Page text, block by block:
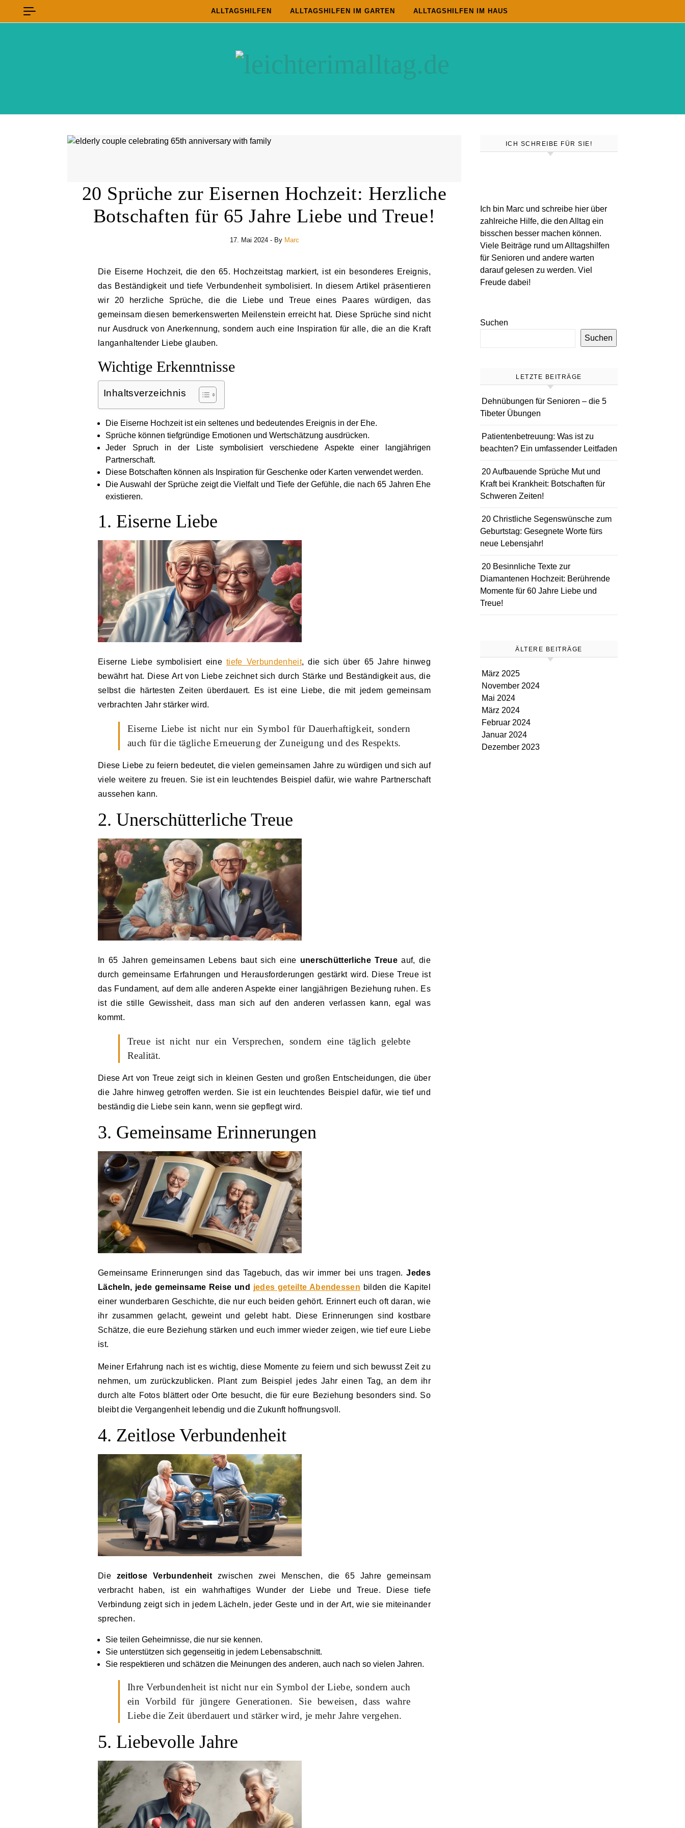
Skip to content
ALLTAGSHILFEN ALLTAGSHILFEN IM GARTEN ALLTAGSHILFEN IM HAUS
20 Sprüche zur Eisernen Hochzeit: Herzliche
Botschaften für 65 Jahre Liebe und Treue!
17. Mai 2024 - By Marc
Die Eiserne Hochzeit, die den 65. Hochzeitstag markiert, ist ein besonderes Ereignis,
das Beständigkeit und tiefe Verbundenheit symbolisiert. In diesem Artikel präsentieren
wir 20 herzliche Sprüche, die die Liebe und Treue eines Paares würdigen, das
gemeinsam diesen bemerkenswerten Meilenstein erreicht hat. Diese Sprüche sind nicht
nur Ausdruck von Anerkennung, sondern auch eine Inspiration für alle, die an die Kraft
langanhaltender Liebe glauben.
Wichtige Erkenntnisse
Inhaltsverzeichnis
Die Eiserne Hochzeit ist ein seltenes und bedeutendes Ereignis in der Ehe.
Sprüche können tiefgründige Emotionen und Wertschätzung ausdrücken.
Jeder Spruch in der Liste symbolisiert verschiedene Aspekte einer langjährigen
Partnerschaft.
Diese Botschaften können als Inspiration für Geschenke oder Karten verwendet werden.
Die Auswahl der Sprüche zeigt die Vielfalt und Tiefe der Gefühle, die nach 65 Jahren Ehe
existieren.
1. Eiserne Liebe
Eiserne Liebe symbolisiert einetiefe Verbundenheit, die sich über 65 Jahre hinweg
bewährt hat. Diese Art von Liebe zeichnet sich durch Stärke und Beständigkeit aus, die
selbst die härtesten Zeiten überdauert. Es ist eine Liebe, die mit jedem gemeinsam
verbrachten Jahr stärker wird.
Eiserne Liebe ist nicht nur ein Symbol für Dauerhaftigkeit, sondern
auch für die tägliche Erneuerung der Zuneigung und des Respekts.
Diese Liebe zu feiern bedeutet, die vielen gemeinsamen Jahre zu würdigen und sich auf
viele weitere zu freuen. Sie ist ein leuchtendes Beispiel dafür, wie wahre Partnerschaft
aussehen kann.
2. Unerschütterliche Treue
In 65 Jahren gemeinsamen Lebens baut sich eine unerschütterliche Treueauf, die
durch gemeinsame Erfahrungen und Herausforderungen gestärkt wird. Diese Treue ist
das Fundament, auf dem alle anderen Aspekte einer langjährigen Beziehung ruhen. Es
ist die stille Gewissheit, dass man sich auf den anderen verlassen kann, egal was
kommt.
Treue ist nicht nur ein Versprechen, sondern eine täglich gelebte
Realität.
Diese Art von Treue zeigt sich in kleinen Gesten und großen Entscheidungen, die über
die Jahre hinweg getroffen werden. Sie ist ein leuchtendes Beispiel dafür, wie tief und
beständig die Liebe sein kann, wenn sie gepflegt wird.
3. Gemeinsame Erinnerungen
Gemeinsame Erinnerungen sind das Tagebuch, das wir immer bei uns tragen.Jedes
Lächeln, jede gemeinsame Reise und jedes geteilte Abendessen bilden die Kapitel
einer wunderbaren Geschichte, die nur euch beiden gehört. Erinnert euch oft daran, wie
ihr zusammen gelacht, geweint und gelebt habt. Diese Erinnerungen sind kostbare
Schätze, die eure Beziehung stärken und euch immer wieder zeigen, wie tief eure Liebe
ist.
Meiner Erfahrung nach ist es wichtig, diese Momente zu feiern und sich bewusst Zeit zu
nehmen, um zurückzublicken. Plant zum Beispiel jedes Jahr einen Tag, an dem ihr
durch alte Fotos blättert oder Orte besucht, die für eure Beziehung besonders sind. So
bleibt die Vergangenheit lebendig und die Zukunft hoffnungsvoll.
4. Zeitlose Verbundenheit
Die zeitlose Verbundenheit zwischen zwei Menschen, die 65 Jahre gemeinsam
verbracht haben, ist ein wahrhaftiges Wunder der Liebe und Treue. Diese tiefe
Verbindung zeigt sich in jedem Lächeln, jeder Geste und in der Art, wie sie miteinander
sprechen.
Sie teilen Geheimnisse, die nur sie kennen.
Sie unterstützen sich gegenseitig in jedem Lebensabschnitt.
Sie respektieren und schätzen die Meinungen des anderen, auch nach so vielen Jahren.
Ihre Verbundenheit ist nicht nur ein Symbol der Liebe, sondern auch
ein Vorbild für jüngere Generationen. Sie beweisen, dass wahre
Liebe die Zeit überdauert und stärker wird, je mehr Jahre vergehen.
5. Liebevolle Jahre
ICH SCHREIBE FÜR SIE!
Ich bin Marc und schreibe hier über
zahlreiche Hilfe, die den Alltag ein
bisschen besser machen können.
Viele Beiträge rund um Alltagshilfen
für Senioren und andere warten
darauf gelesen zu werden. Viel
Freude dabei!
Suchen
Suchen
LETZTE BEITRÄGE
Dehnübungen für Senioren – die 5
Tibeter Übungen
Patientenbetreuung: Was ist zu
beachten? Ein umfassender Leitfaden
20 Aufbauende Sprüche Mut und
Kraft bei Krankheit: Botschaften für
Schweren Zeiten!
20 Christliche Segenswünsche zum
Geburtstag: Gesegnete Worte fürs
neue Lebensjahr!
20 Besinnliche Texte zur
Diamantenen Hochzeit: Berührende
Momente für 60 Jahre Liebe und
Treue!
ÄLTERE BEITRÄGE
März 2025
November 2024
Mai 2024
März 2024
Februar 2024
Januar 2024
Dezember 2023